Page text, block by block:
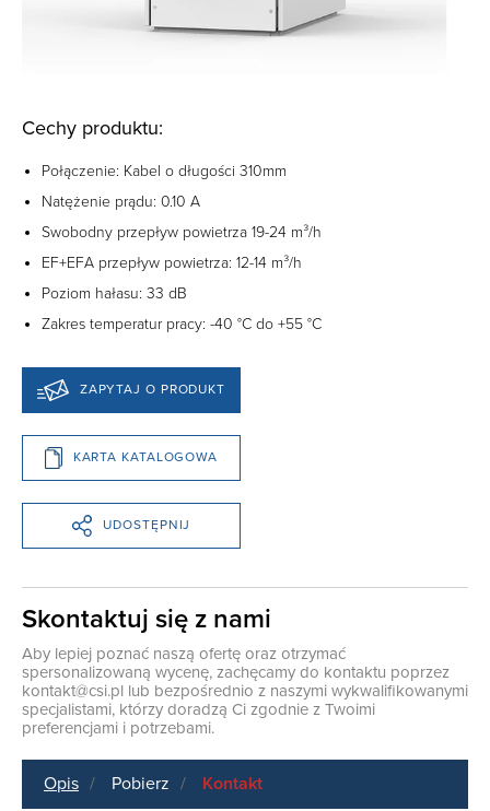
Cechy produktu:
Połączenie: Kabel o długości 310mm
Natężenie prądu: 0.10 A
Swobodny przepływ powietrza 19-24 m³/h
EF+EFA przepływ powietrza: 12-14 m³/h
Poziom hałasu: 33 dB
Zakres temperatur pracy: -40 °C do +55 °C
ZAPYTAJ O PRODUKT
KARTA KATALOGOWA
UDOSTĘPNIJ
Skontaktuj się z nami
Aby lepiej poznać naszą ofertę oraz otrzymać
spersonalizowaną wycenę, zachęcamy do kontaktu poprzez
kontakt@csi.pl lub bezpośrednio z naszymi wykwalifikowanymi
specjalistami, którzy doradzą Ci zgodnie z Twoimi
preferencjami i potrzebami.
Opis Pobierz Kontakt